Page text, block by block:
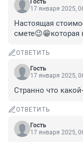
Гость
17 января 2025,
Настоящая
ОТВЕТИТЬ
Гость
17 января 2025,
Странно что
ОТВЕТИТЬ
Гость
17 января 2025,